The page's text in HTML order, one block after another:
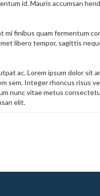
id. Mauris accumsan
finibus quam fermentum
libero tempor, sagittis
ac. Lorem ipsum dolor sit
sem. Integer rhoncus risus
nunc vitae metus
elit.